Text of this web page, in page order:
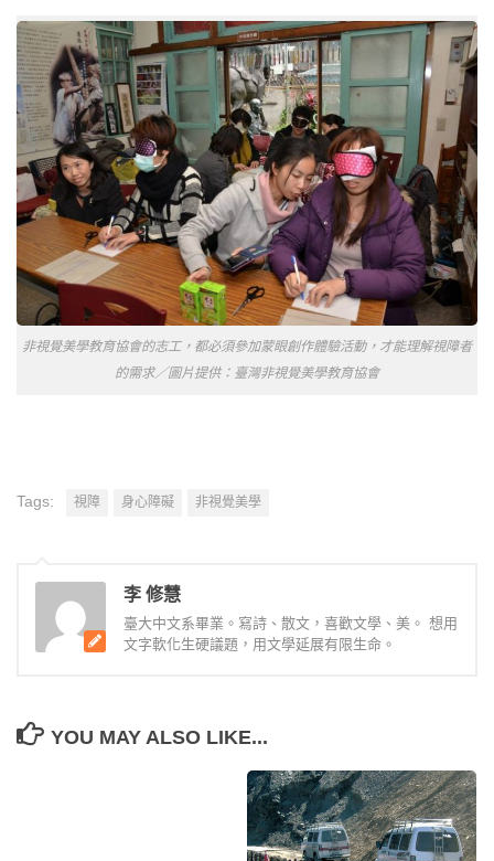
非視覺美學教育協會的志工，都必須參加蒙眼創作體驗活動，才能理解視障者
的需求／圖片提供：臺灣非視覺美學教育協會
Tags: 視障 身心障礙 非視覺美學
李 修慧
臺大中文系畢業。寫詩、散文，喜歡文學、美。 想用
文字軟化生硬議題，用文學延展有限生命。
YOU MAY ALSO LIKE...